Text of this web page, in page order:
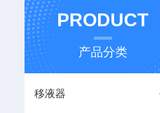
PRODUCT
产品分类
移液器